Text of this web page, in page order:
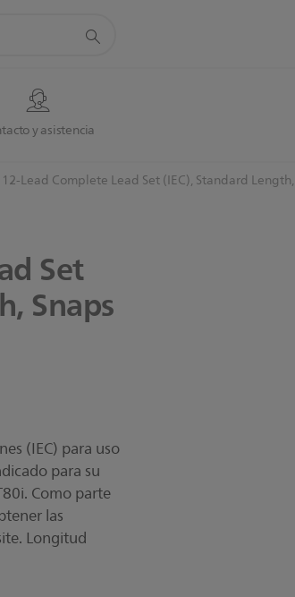
y asistencia
12-Lead Complete Lead Set (IEC), Standard Length,
Set
Snaps
(IEC) para uso
para su
Como parte
las
Longitud